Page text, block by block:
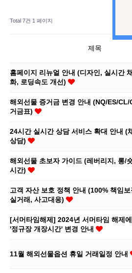
Total 7건 1 페이지
제목
홈페이지 리뉴얼 안내 (디자인, 실시간
화, 로딩속도 개선)
해외선물 증거금 변경 안내 (NQ/ES/CL/
거금표)
24시간 실시간 상담 서비스 확대 안내 (
상담)
해외선물 초보자 가이드 (레버리지, 롱/
시간)
고객 자산 보호 정책 안내 (100% 책임
실거래, 사고대응)
[서머타임해제] 2024년 서머타임 해제
'정규장 개장시간' 변경 안내
11월 해외선물옵션 휴일 거래일정 안내